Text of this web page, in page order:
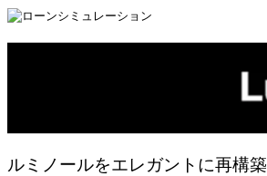
ルミノールをエレガントに再構築